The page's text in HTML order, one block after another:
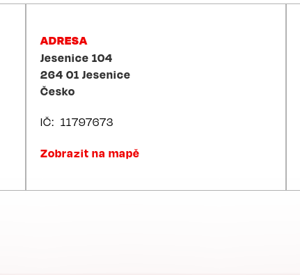
ADRESA
Jesenice 104
264 01 Jesenice
Česko
IČ 11797673
Zobrazit na mapě